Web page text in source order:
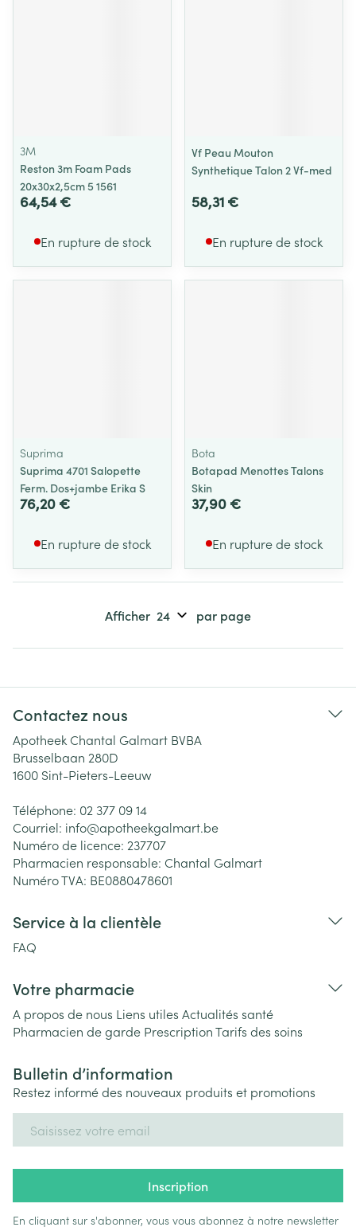
3M
Reston 3m Foam Pads
20x30x2,5cm 5 1561
64,54 €
En rupture de stock
Vf Peau Mouton
Synthetique Talon 2 Vf-med
58,31 €
En rupture de stock
Suprima
Suprima 4701 Salopette
Ferm. Dos+jambe Erika S
76,20 €
En rupture de stock
Bota
Botapad Menottes Talons
Skin
37,90 €
En rupture de stock
Afficher par page
Contactez nous
Apotheek Chantal Galmart BVBA
Brusselbaan 280D
1600 Sint-Pieters-Leeuw
Téléphone: 02 377 09 14
Courriel: info@apotheekgalmart.be
Numéro de licence: 237707
Pharmacien responsable: Chantal Galmart
Numéro TVA: BE0880478601
Service à la clientèle
FAQ
Votre pharmacie
A propos de nous Liens utiles Actualités santé
Pharmacien de garde PrescriptionTarifs des soins
Bulletin d’information
Restez informé des nouveaux produits et promotions
Inscription
En cliquant sur s'abonner, vous vous abonnez à notre newsletter